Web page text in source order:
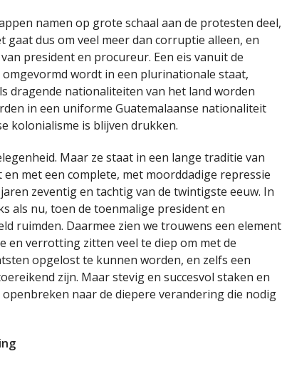
namen op grote schaal aan de protesten deel,
gaat dus om veel meer dan corruptie alleen, en
president en procureur. Een eis vanuit de
wordt in een plurinationale staat,
dragende nationaliteiten van het land worden
in een uniforme Guatemalaanse nationaliteit
kolonialisme is blijven drukken.
Maar ze staat in een lange traditie van
met een complete, met moorddadige repressie
zeventig en tachtig van de twintigste eeuw. In
als nu, toen de toenmalige president en
ruimden. Daarmee zien we trouwens een element
en verrotting zitten veel te diep om met de
opgelost te kunnen worden, en zelfs een
zijn. Maar stevig en succesvol staken en
naar de diepere verandering die nodig